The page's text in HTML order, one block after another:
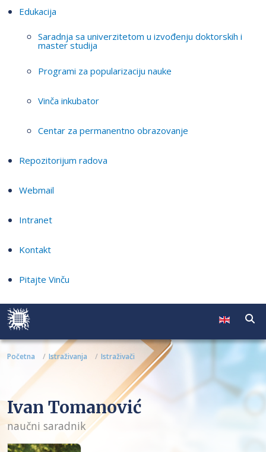
Edukacija
Saradnja sa univerzitetom u izvođenju doktorskih i
master studija
Programi za popularizaciju nauke
Vinča inkubator
Centar za permanentno obrazovanje
Repozitorijum radova
Webmail
Intranet
Kontakt
Pitajte Vinču
Početna Istraživanja Istraživači
Ivan Tomanović
naučni saradnik